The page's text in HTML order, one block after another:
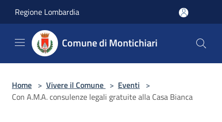
Regione Lombardia
Comune di Montichiari
Home > Vivere il Comune > Eventi >
Con A.M.A. consulenze legali gratuite alla Casa Bianca